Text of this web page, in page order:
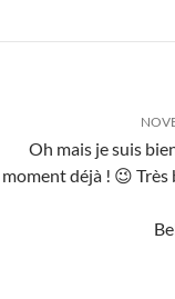
Oh mais je suis
moment déjà ! 😉